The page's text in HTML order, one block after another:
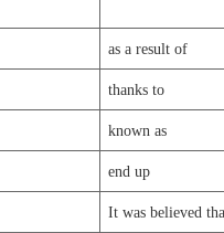
と同じよう
Part1とPart2
説明文につき
。
ほとんどの
Part2で重要
as a result of
thanks to
known as
end up
It was believed